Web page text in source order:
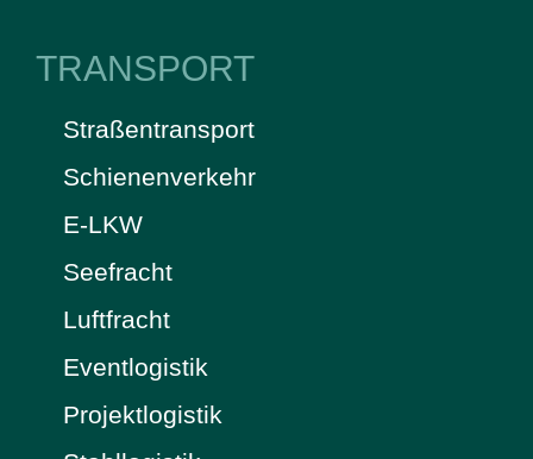
TRANSPORT
Straßentransport
Schienenverkehr
E-LKW
Seefracht
Luftfracht
Eventlogistik
Projektlogistik